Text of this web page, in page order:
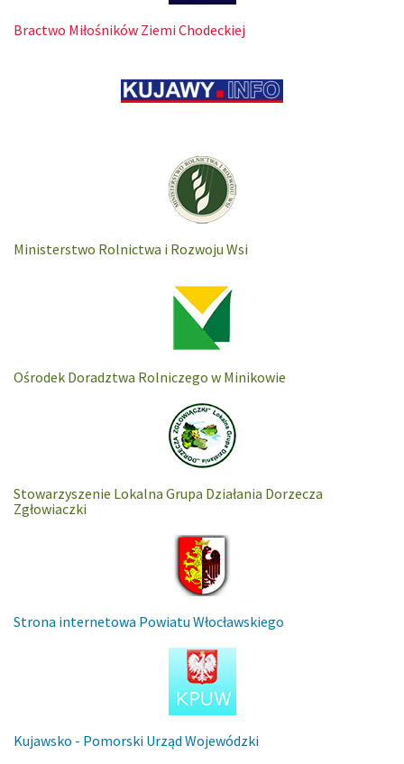
Bractwo Miłośników Ziemi Chodeckiej
Ministerstwo Rolnictwa i Rozwoju Wsi
Ośrodek Doradztwa Rolniczego w Minikowie
Stowarzyszenie Lokalna Grupa Działania Dorzecza
Zgłowiaczki
Strona internetowa Powiatu Włocławskiego
Kujawsko - Pomorski Urząd Wojewódzki